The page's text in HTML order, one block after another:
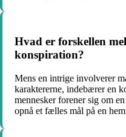
Hvad er forskellen
konspiration?
Mens en intrige involverer
karaktererne, indebærer en
mennesker forener sig om
opnå et fælles mål på en